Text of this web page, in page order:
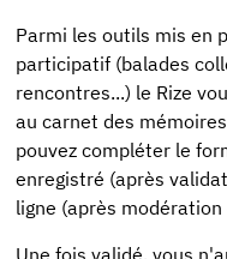
Parmi les outils mis en
participatif (balades
rencontres...) le Rize
au carnet des
pouvez compléter le
enregistré (après
ligne (après modération
Une fois validé, vous